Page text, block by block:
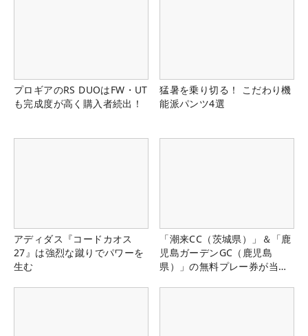
プロギアのRS DUOはFW・UT
も完成度が高く購入者続出！
猛暑を乗り切る！ こだわり機
能派パンツ4選
アディダス『コードカオス
27』は強烈な蹴りでパワーを
生む
「潮来CC（茨城県）」＆「鹿
児島ガーデンGC（鹿児島
県）」の無料プレー券が当た